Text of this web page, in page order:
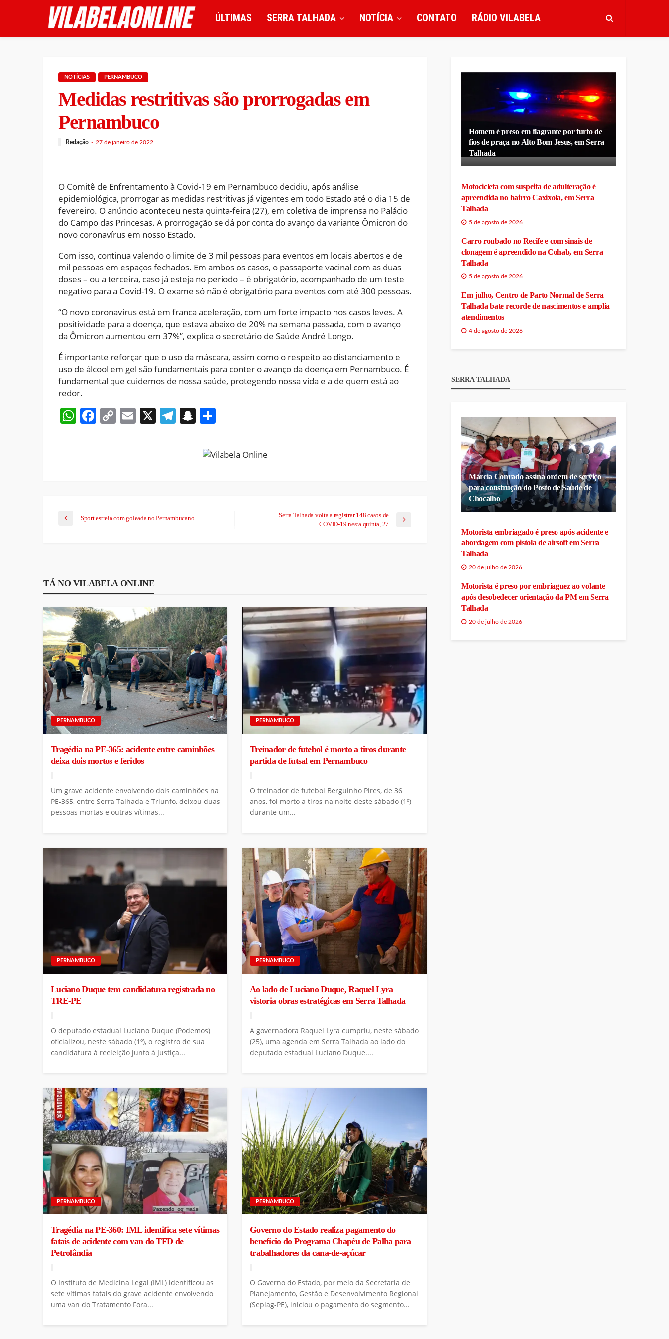
ÚLTIMAS SERRA TALHADA NOTÍCIA CONTATO RÁDIO VILABELA
NOTÍCIAS PERNAMBUCO
Medidas restritivas são prorrogadas em
Pernambuco
Redação 27 de janeiro de 2022
O Comitê de Enfrentamento à Covid-19 em Pernambuco decidiu, após análise
epidemiológica, prorrogar as medidas restritivas já vigentes em todo Estado até o dia 15 de
fevereiro. O anúncio aconteceu nesta quinta-feira (27), em coletiva de imprensa no Palácio
do Campo das Princesas. A prorrogação se dá por conta do avanço da variante Ômicron do
novo coronavírus em nosso Estado.
Com isso, continua valendo o limite de 3 mil pessoas para eventos em locais abertos e de
mil pessoas em espaços fechados. Em ambos os casos, o passaporte vacinal com as duas
doses – ou a terceira, caso já esteja no período – é obrigatório, acompanhado de um teste
negativo para a Covid-19. O exame só não é obrigatório para eventos com até 300 pessoas.
“O novo coronavírus está em franca aceleração, com um forte impacto nos casos leves. A
positividade para a doença, que estava abaixo de 20% na semana passada, com o avanço
da Ômicron aumentou em 37%”, explica o secretário de Saúde André Longo.
É importante reforçar que o uso da máscara, assim como o respeito ao distanciamento e
uso de álcool em gel são fundamentais para conter o avanço da doença em Pernambuco. É
fundamental que cuidemos de nossa saúde, protegendo nossa vida e a de quem está ao
redor.
WhatsApp
Facebook
CopyEmail
X Telegram
Snapchat
Sport estreia com goleada no Pernambucano
Serra Talhada volta a registrar 148 casos de
COVID-19 nesta quinta, 27
TÁ NO VILABELA ONLINE
PERNAMBUCO
Tragédia na PE-365: acidente entre caminhões
deixa dois mortos e feridos
Um grave acidente envolvendo dois caminhões na
PE-365, entre Serra Talhada e Triunfo, deixou duas
pessoas mortas e outras vítimas...
PERNAMBUCO
Treinador de futebol é morto a tiros durante
partida de futsal em Pernambuco
O treinador de futebol Berguinho Pires, de 36
anos, foi morto a tiros na noite deste sábado (1º)
durante um...
PERNAMBUCO
Luciano Duque tem candidatura registrada no
TRE-PE
O deputado estadual Luciano Duque (Podemos)
oficializou, neste sábado (1º), o registro de sua
candidatura à reeleição junto à Justiça...
PERNAMBUCO
Ao lado de Luciano Duque, Raquel Lyra
vistoria obras estratégicas em Serra Talhada
A governadora Raquel Lyra cumpriu, neste sábado
(25), uma agenda em Serra Talhada ao lado do
deputado estadual Luciano Duque....
PERNAMBUCO
Tragédia na PE-360: IML identifica sete vítimas
fatais de acidente com van do TFD de
Petrolândia
O Instituto de Medicina Legal (IML) identificou as
sete vítimas fatais do grave acidente envolvendo
uma van do Tratamento Fora...
PERNAMBUCO
Governo do Estado realiza pagamento do
benefício do Programa Chapéu de Palha para
trabalhadores da cana-de-açúcar
O Governo do Estado, por meio da Secretaria de
Planejamento, Gestão e Desenvolvimento Regional
(Seplag-PE), iniciou o pagamento do segmento...
Homem é preso em flagrante por furto de
fios de praça no Alto Bom Jesus, em Serra
Talhada
Motocicleta com suspeita de adulteração é
apreendida no bairro Caxixola, em Serra
Talhada
5 de agosto de 2026
Carro roubado no Recife e com sinais de
clonagem é apreendido na Cohab, em Serra
Talhada
5 de agosto de 2026
Em julho, Centro de Parto Normal de Serra
Talhada bate recorde de nascimentos e amplia
atendimentos
4 de agosto de 2026
SERRA TALHADA
Márcia Conrado assina ordem de serviço
para construção do Posto de Saúde de
Chocalho
Motorista embriagado é preso após acidente e
abordagem com pistola de airsoft em Serra
Talhada
20 de julho de 2026
Motorista é preso por embriaguez ao volante
após desobedecer orientação da PM em Serra
Talhada
20 de julho de 2026